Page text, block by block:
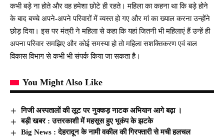
कभी बड़े ना होते और वह हमेशा छोटे ही रहते। महिला का कहना था कि बड़े होने
के बाद बच्चे अपने-अपने परिवारों में व्यस्त हो गए और मां का ख्याल करना उन्होंने
छोड़ दिया। इस पर मंत्री ने महिला से कहा कि यहां जितनी भी महिलाएं हैं उन्हें ही
अपना परिवार समझिए और कोई समस्या हो तो महिला सशक्तिकरण एवं बाल
विकास विभाग से कभी भी संपर्क किया जा सकता है।
You Might Also Like
निजी अस्पतालों की लूट पर नुक्कड़ नाटक अभियान आगे बढ़ा ।
बड़ी खबर : उत्तरकाशी में महसूस हुए भूकंप के झटके
Big News : देहरादून के नामी वकील की गिरफ्तारी से मची हलचल